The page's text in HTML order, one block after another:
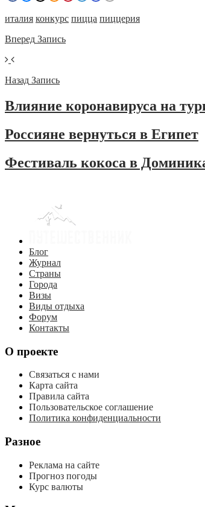
италия конкурс пицца пиццерия
Вперед Запись
Назад Запись
Влияние коронавируса на
Россияне вернуться в Египет
Фестиваль кокоса в
Блог
Журнал
Страны
Города
Визы
Виды отдыха
Форум
Контакты
О проекте
Связаться с нами
Карта сайта
Правила сайта
Пользовательское соглашение
Политика конфиденциальности
Разное
Реклама на сайте
Прогноз погоды
Курс валюты